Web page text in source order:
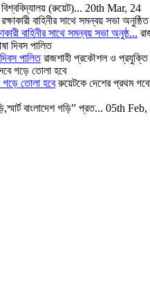
(রুয়েট)... 20th Mar, 24
বাহিনীর সাথে সমন্বয় সভা অনুষ্ঠ...
পালিত রাজশাহী প্রকৌশল ও প্রযুক্তি
গড়ে তোলা হবে রুয়েটকে দেশের প্রথম
বাংলাদেশ গড়ি” প্রত... 05th Feb,